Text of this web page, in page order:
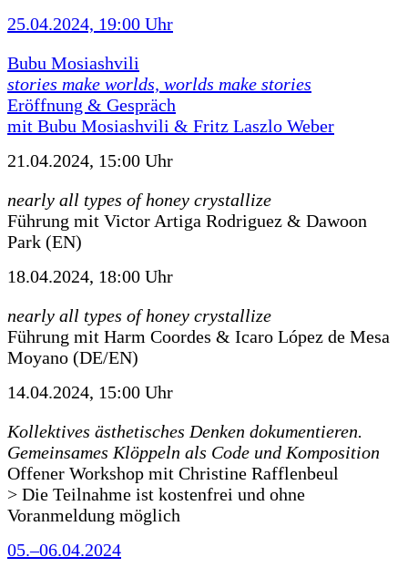
25.04.2024, 19:00 Uhr
Bubu Mosiashvili
stories make worlds, worlds make stories
Eröffnung & Gespräch
mit Bubu Mosiashvili & Fritz Laszlo Weber
21.04.2024, 15:00 Uhr
nearly all types of honey crystallize
Führung mit Victor Artiga Rodriguez & Dawoon
Park (EN)
18.04.2024, 18:00 Uhr
nearly all types of honey crystallize
Führung mit Harm Coordes & Icaro López de Mesa
Moyano (DE/EN)
14.04.2024, 15:00 Uhr
Kollektives ästhetisches Denken dokumentieren.
Gemeinsames Klöppeln als Code und Komposition
Offener Workshop mit Christine Rafflenbeul
> Die Teilnahme ist kostenfrei und ohne
Voranmeldung möglich
05.–06.04.2024